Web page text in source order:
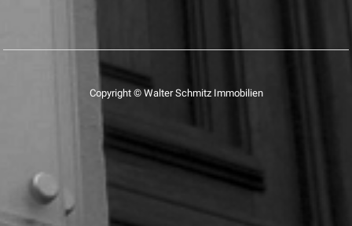
Copyright © Walter Schmitz Immobilien